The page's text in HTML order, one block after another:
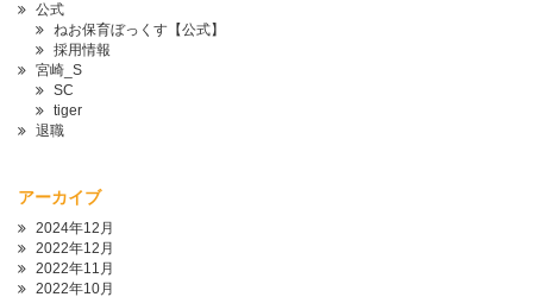
公式
ねお保育ぼっくす【公式】
採用情報
宮崎_S
SC
tiger
退職
アーカイブ
2024年12月
2022年12月
2022年11月
2022年10月